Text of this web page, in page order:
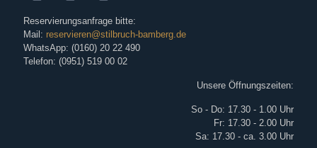
Reservierungsanfrage bitte:
Mail: reservieren@stilbruch-bamberg.de
WhatsApp: (0160) 20 22 490
Telefon: (0951) 519 00 02
Unsere Öffnungszeiten:
So - Do: 17.30 - 1.00 Uhr
Fr: 17.30 - 2.00 Uhr
Sa: 17.30 - ca. 3.00 Uhr